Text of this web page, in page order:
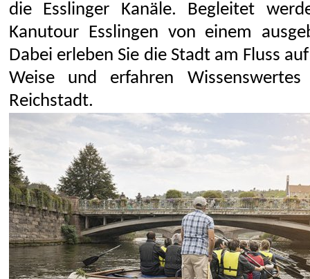
die Esslinger Kanäle. Begleitet
Kanutour Esslingen von einem
Dabei erleben Sie die Stadt am Fluss
Weise und erfahren
Reichstadt.